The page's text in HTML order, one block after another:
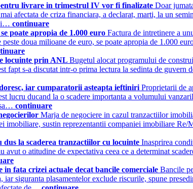
livrare in trimestrul IV vor fi finalizate Doar
afectata de criza financiara, a declarat, marti, la un
continuare
poate apropia de 1.000 euro Factura de intretinere a
doua milioane de euro, se poate apropia de 1.000
locuinte prin ANL Bugetul alocat programului de
s-a discutat intr-o prima lectura la sedinta de guvern
iar cumparatorii asteapta ieftiniri Proprietarii de
lucru ducand la o scadere importanta a volumului
continuare
Marja de negociere in cazul tranzactiilor
imobiliare, sustin reprezentantii companiei imobiliare
la scaderea tranzactiilor cu locuinte Inasprirea
o atitudine de expectativa ceea ce a determinat
fata crizei actuale decat bancile comerciale Bancile
iar siguranta plasamentelor exclude riscurile, spune